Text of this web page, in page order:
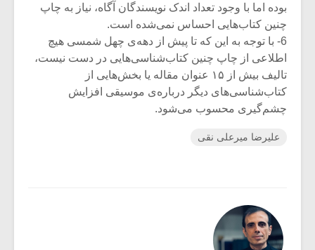
بوده اما با وجود تعداد اندک نویسندگان آگاه، نیاز به چاپ
چنین کتاب‌هایی احساس نمی‌شده است.
6- با توجه به این که تا پیش از دهه‌ی چهل شمسی هیچ
اطلاعی از چاپ چنین کتاب‌شناسی‌هایی در دست نیست،
تالیف بیش از ۱۵ عنوان مقاله یا بخش‌هایی از
کتاب‌شناسی‌های دیگر درباره‌ی موسیقی افزایش
چشم‌گیری محسوب می‌شود.
علیرضا میرعلی نقی